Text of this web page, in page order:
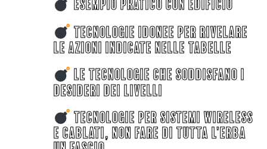
TECNOLOGIE IDONEE PER RIVELARE
LE AZIONI INDICATE NELLE TABELLE
LE TECNOLOGIE CHE SODDISFANO I
DESIDERI DEI LIVELLI
TECNOLOGIE PER SISTEMI WIRELESS
E CABLATI, NON FARE DI TUTTA L'ERBA